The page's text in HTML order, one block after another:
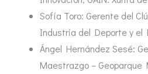
Sofía Toro: Gerente del
Industria del Deporte y el
Ángel Hernández Sesé:
Maestrazgo – Geoparque